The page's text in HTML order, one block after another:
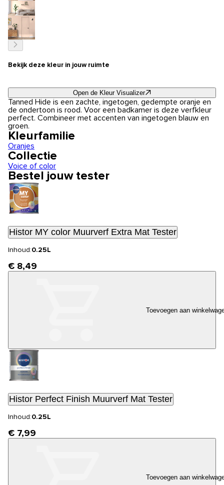
Bekijk deze kleur in jouw ruimte
Open de Kleur Visualizer
Tanned Hide is een zachte, ingetogen, gedempte oranje en
de ondertoon is rood. Voor een badkamer is deze verfkleur
perfect. Combineer met accenten van ingetogen blauw en
groen.
Kleurfamilie
Oranjes
Collectie
Voice of color
Bestel jouw tester
Histor MY color Muurverf Extra Mat Tester
Inhoud:0.25L
€ 8,49
Toevoegen aan
Histor Perfect Finish Muurverf Mat Tester
Inhoud:0.25L
€ 7,99
Toevoegen aan